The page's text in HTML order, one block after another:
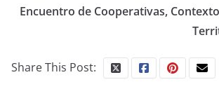
Encuentro de Cooperativas,
Share This Post: